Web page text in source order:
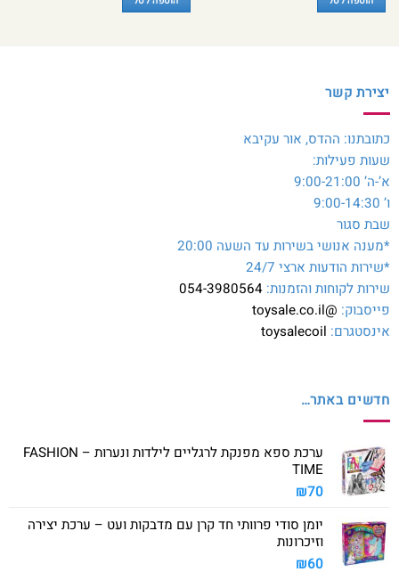
יצירת קשר
כתובתנו: ההדס, אור עקיבא
שעות פעילות:
א’-ה’ 9:00-21:00
ו’ 9:00-14:30
שבת סגור
*מענה אנושי בשירות עד השעה 20:00
*שירות הודעות ארצי 24/7
שירות לקוחות והזמנות: 054-3980564
פייסבוק: @toysale.co.il
אינסטגרם: toysalecoil
חדשים באתר…
ערכת ספא מפנקת לרגליים לילדות ונערות – FASHION
TIME
₪70
יומן סודי פרוותי חד קרן עם מדבקות ועט – ערכת יצירה
וזיכרונות
₪60